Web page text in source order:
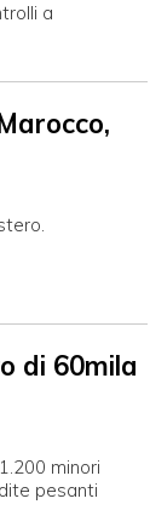
a
di 60mila
minori
pesanti